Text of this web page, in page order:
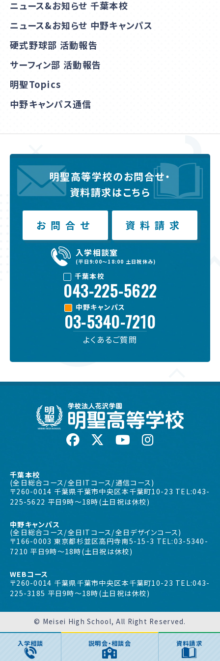
ニュース&お知らせ 千葉本校
ニュース&お知らせ 中野キャンパス
硬式野球部 活動報告
サーフィン部 活動報告
明聖Topics
中野キャンパス通信
明聖高等学校のお問合せ・
資料請求はこちら
お問合せ 資料請求
入学相談室
(平日9:00〜18:00 土日祝休み)
千葉本校
043-225-5622
中野キャンパス
03-5340-7210
よくあるご質問
千葉本校
(全日総合コース/全日ITコース/通信コース)
〒260-0014 千葉県千葉市中央区本千葉町10-23 TEL:043-
225-5622 平日9時〜18時(土日祝は休校)
中野キャンパス
(全日総合コース/全日ITコース/全日デザインコース)
〒166-0003 東京都杉並区高円寺南5-15-3 TEL:03-5340-
7210 平日9時〜18時(土日祝は休校)
WEBコース
〒260-0014 千葉県千葉市中央区本千葉町10-23 TEL:043-
225-3185 平日9時〜18時(土日祝は休校)
© Meisei High School, All Right Reserved.
入学相談 説明会・相談会 資料請求